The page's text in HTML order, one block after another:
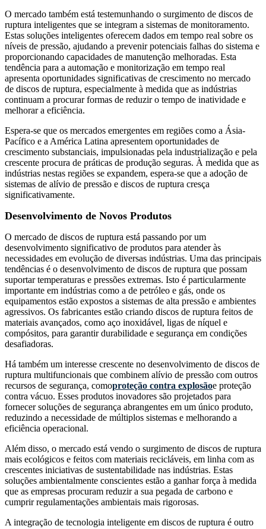
O mercado também está testemunhando o surgimento de discos de
ruptura inteligentes que se integram a sistemas de monitoramento.
Estas soluções inteligentes oferecem dados em tempo real sobre os
níveis de pressão, ajudando a prevenir potenciais falhas do sistema e
proporcionando capacidades de manutenção melhoradas. Esta
tendência para a automação e monitorização em tempo real
apresenta oportunidades significativas de crescimento no mercado
de discos de ruptura, especialmente à medida que as indústrias
continuam a procurar formas de reduzir o tempo de inatividade e
melhorar a eficiência.
Espera-se que os mercados emergentes em regiões como a Ásia-
Pacífico e a América Latina apresentem oportunidades de
crescimento substanciais, impulsionadas pela industrialização e pela
crescente procura de práticas de produção seguras. À medida que as
indústrias nestas regiões se expandem, espera-se que a adoção de
sistemas de alívio de pressão e discos de ruptura cresça
significativamente.
Desenvolvimento de Novos Produtos
O mercado de discos de ruptura está passando por um
desenvolvimento significativo de produtos para atender às
necessidades em evolução de diversas indústrias. Uma das principais
tendências é o desenvolvimento de discos de ruptura que possam
suportar temperaturas e pressões extremas. Isto é particularmente
importante em indústrias como a de petróleo e gás, onde os
equipamentos estão expostos a sistemas de alta pressão e ambientes
agressivos. Os fabricantes estão criando discos de ruptura feitos de
materiais avançados, como aço inoxidável, ligas de níquel e
compósitos, para garantir durabilidade e segurança em condições
desafiadoras.
Há também um interesse crescente no desenvolvimento de discos de
ruptura multifuncionais que combinem alívio de pressão com outros
recursos de segurança, comoproteção contra explosãoe proteção
contra vácuo. Esses produtos inovadores são projetados para
fornecer soluções de segurança abrangentes em um único produto,
reduzindo a necessidade de múltiplos sistemas e melhorando a
eficiência operacional.
Além disso, o mercado está vendo o surgimento de discos de ruptura
mais ecológicos e feitos com materiais recicláveis, em linha com as
crescentes iniciativas de sustentabilidade nas indústrias. Estas
soluções ambientalmente conscientes estão a ganhar força à medida
que as empresas procuram reduzir a sua pegada de carbono e
cumprir regulamentações ambientais mais rigorosas.
A integração de tecnologia inteligente em discos de ruptura é outro